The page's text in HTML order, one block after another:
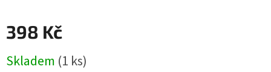
398 Kč
cena:
Skladem (1 ks)